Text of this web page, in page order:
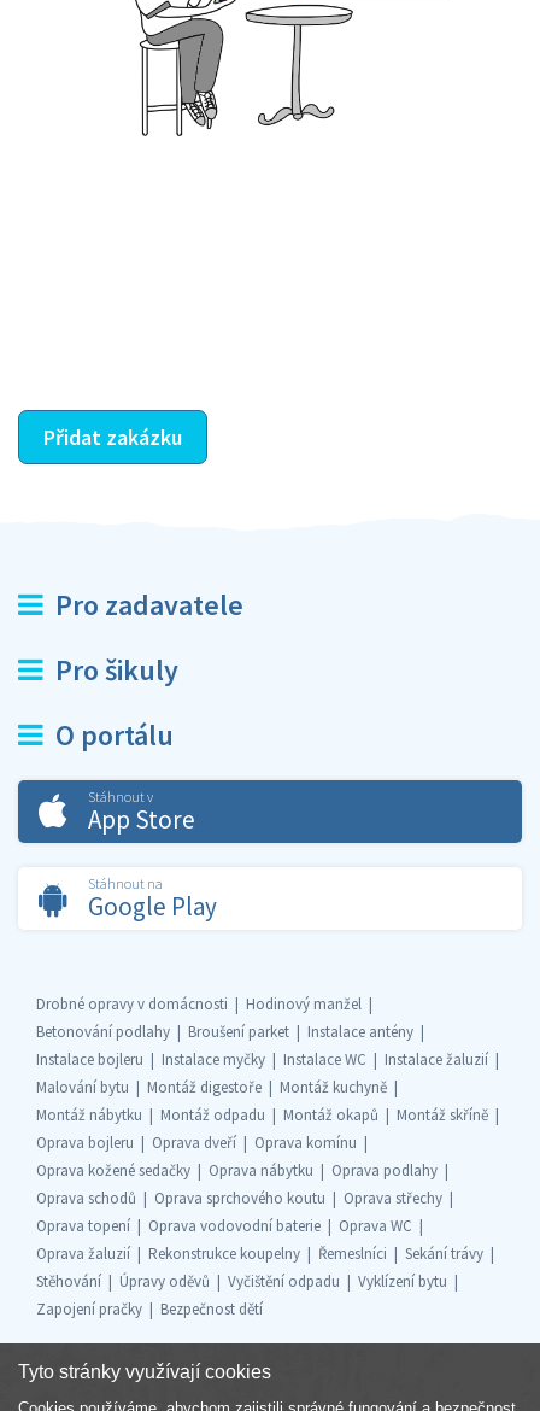
Přidat zakázku
Pro zadavatele
Pro šikuly
O portálu
Stáhnout v
App Store
Stáhnout na
Google Play
Drobné opravy v domácnosti
Hodinový manžel
Betonování podlahy
Broušení parket
Instalace antény
Instalace bojleru
Instalace myčky Instalace WC
Instalace žaluzií
Malování bytu
Montáž digestoře
Montáž kuchyně
Montáž nábytku
Montáž odpadu Montáž okapů
Montáž skříně
Oprava bojleru
Oprava dveří
Oprava komínu
Oprava kožené sedačky
Oprava nábytku
Oprava podlahy
Oprava schodů
Oprava sprchového koutu
Oprava střechy
Oprava topení
Oprava vodovodní baterie
Oprava WC
Oprava žaluzií
Rekonstrukce koupelny Řemeslníci
Sekání trávy
Stěhování
Úpravy oděvů Vyčištění odpadu
Vyklízení bytu
Zapojení pračky
Bezpečnost dětí
Tyto stránky využívají cookies